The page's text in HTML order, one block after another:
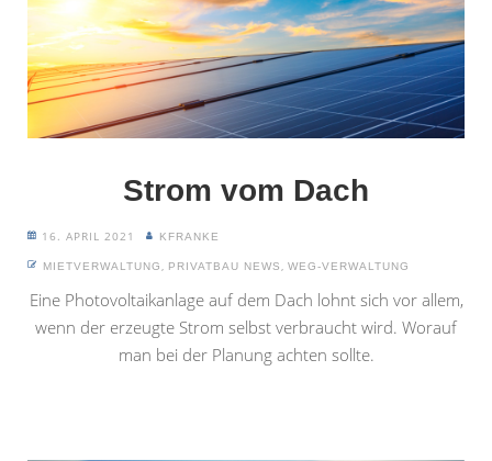
Strom vom Dach
16. APRIL 2021 KFRANKE
MIETVERWALTUNG PRIVATBAU NEWS WEG-VERWALTUNG
Eine Photovoltaikanlage auf dem Dach lohnt sich vor allem,
wenn der erzeugte Strom selbst verbraucht wird. Worauf
man bei der Planung achten sollte.